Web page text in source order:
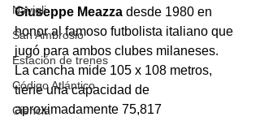
Navigli
San Ambrosio
Estación de trenes
Código Atlántico
Ciencia
Giuseppe Meazza desde 1980 en
honor al famoso futbolista italiano que
jugó para ambos clubes milaneses.
La cancha mide 105 x 108 metros,
tiene una capacidad de
aproximadamente 75,817